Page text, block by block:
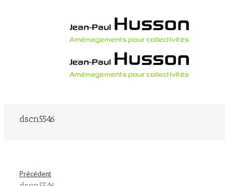
dscn5546
Précédent